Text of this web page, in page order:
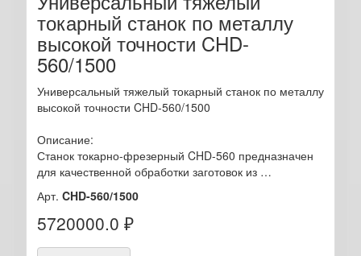
токарный станок по металлу
высокой точности CHD-
560/1500
Универсальный тяжелый токарный станок по металлу
высокой точности CHD-560/1500
Описание:
Станок токарно-фрезерный CHD-560 предназначен
для качественной обработки заготовок из …
Арт. CHD-560/1500
5720000.0 ₽